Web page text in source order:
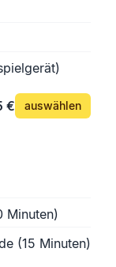
€ auswählen
Minuten)
(15 Minuten)